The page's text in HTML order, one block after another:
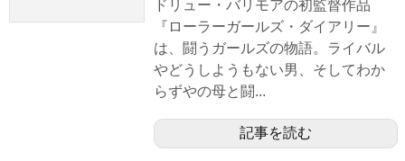
ドリュー・バリモアの初監督作品
『ローラーガールズ・ダイアリー』
は、闘うガールズの物語。ライバル
やどうしようもない男、そしてわか
らずやの母と闘...
記事を読む